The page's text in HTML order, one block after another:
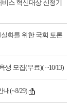
스 혁신대상 신청기
화를 위한 국회 토론
생 모집(무료)( ~10/13)
(~8/29)